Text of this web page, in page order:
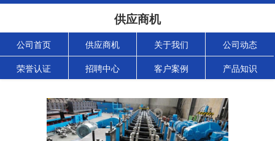
供应商机
公司首页 供应商机 关于我们 公司动态
荣誉认证 招聘中心 客户案例 产品知识